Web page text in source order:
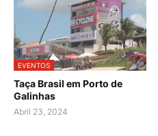
EVENTOS
Taça Brasil em Porto de
Galinhas
Abril 23, 2024